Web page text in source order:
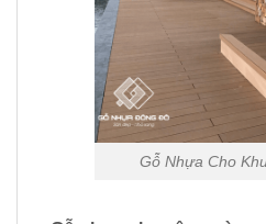
Gỗ Nhựa Cho